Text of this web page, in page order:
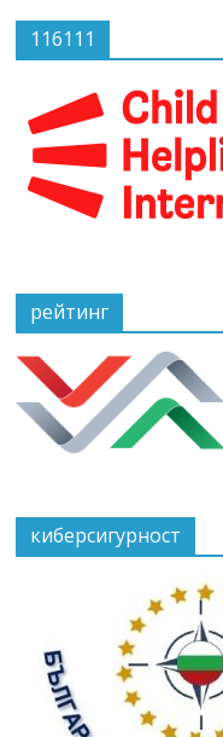
116111
рейтинг
киберсигурност